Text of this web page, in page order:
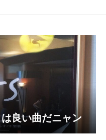
良い曲だニャン